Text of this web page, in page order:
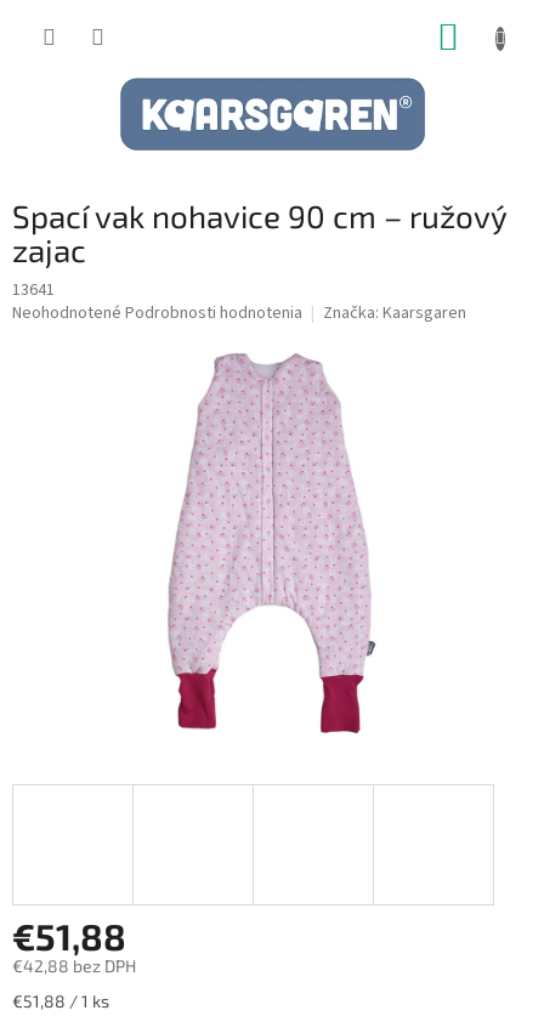
Spací vak nohavice 90 cm – ružový
zajac
13641
Priemerné
Neohodnotené Podrobnosti hodnotenia Značka: Kaarsgaren
€51,88
€42,88 bez DPH
Jednotková
€51,88 / 1 ks